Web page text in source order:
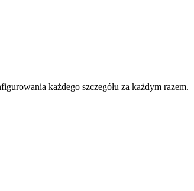
każdego szczegółu za każdym razem.